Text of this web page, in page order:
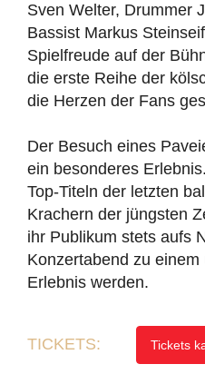
Sven Welter, Drummer
Bassist Markus
Spielfreude auf der
die erste Reihe der
die Herzen der Fans
Der Besuch eines
ein besonderes
Top-Titeln der letzten
Krachern der jüngsten
ihr Publikum stets aufs
Konzertabend zu
Erlebnis werden.
TICKETS: Tickets